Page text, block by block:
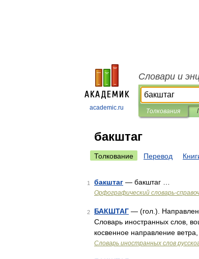
academic.ru
Словари и
Толкования
бакштаг
Толкование Перевод
1 бакштаг — бакштаг …
Орфографический словарь-
2 БАКШТАГ — (гол.).
Словарь иностранных слов,
косвенное направление
Словарь иностранных слов